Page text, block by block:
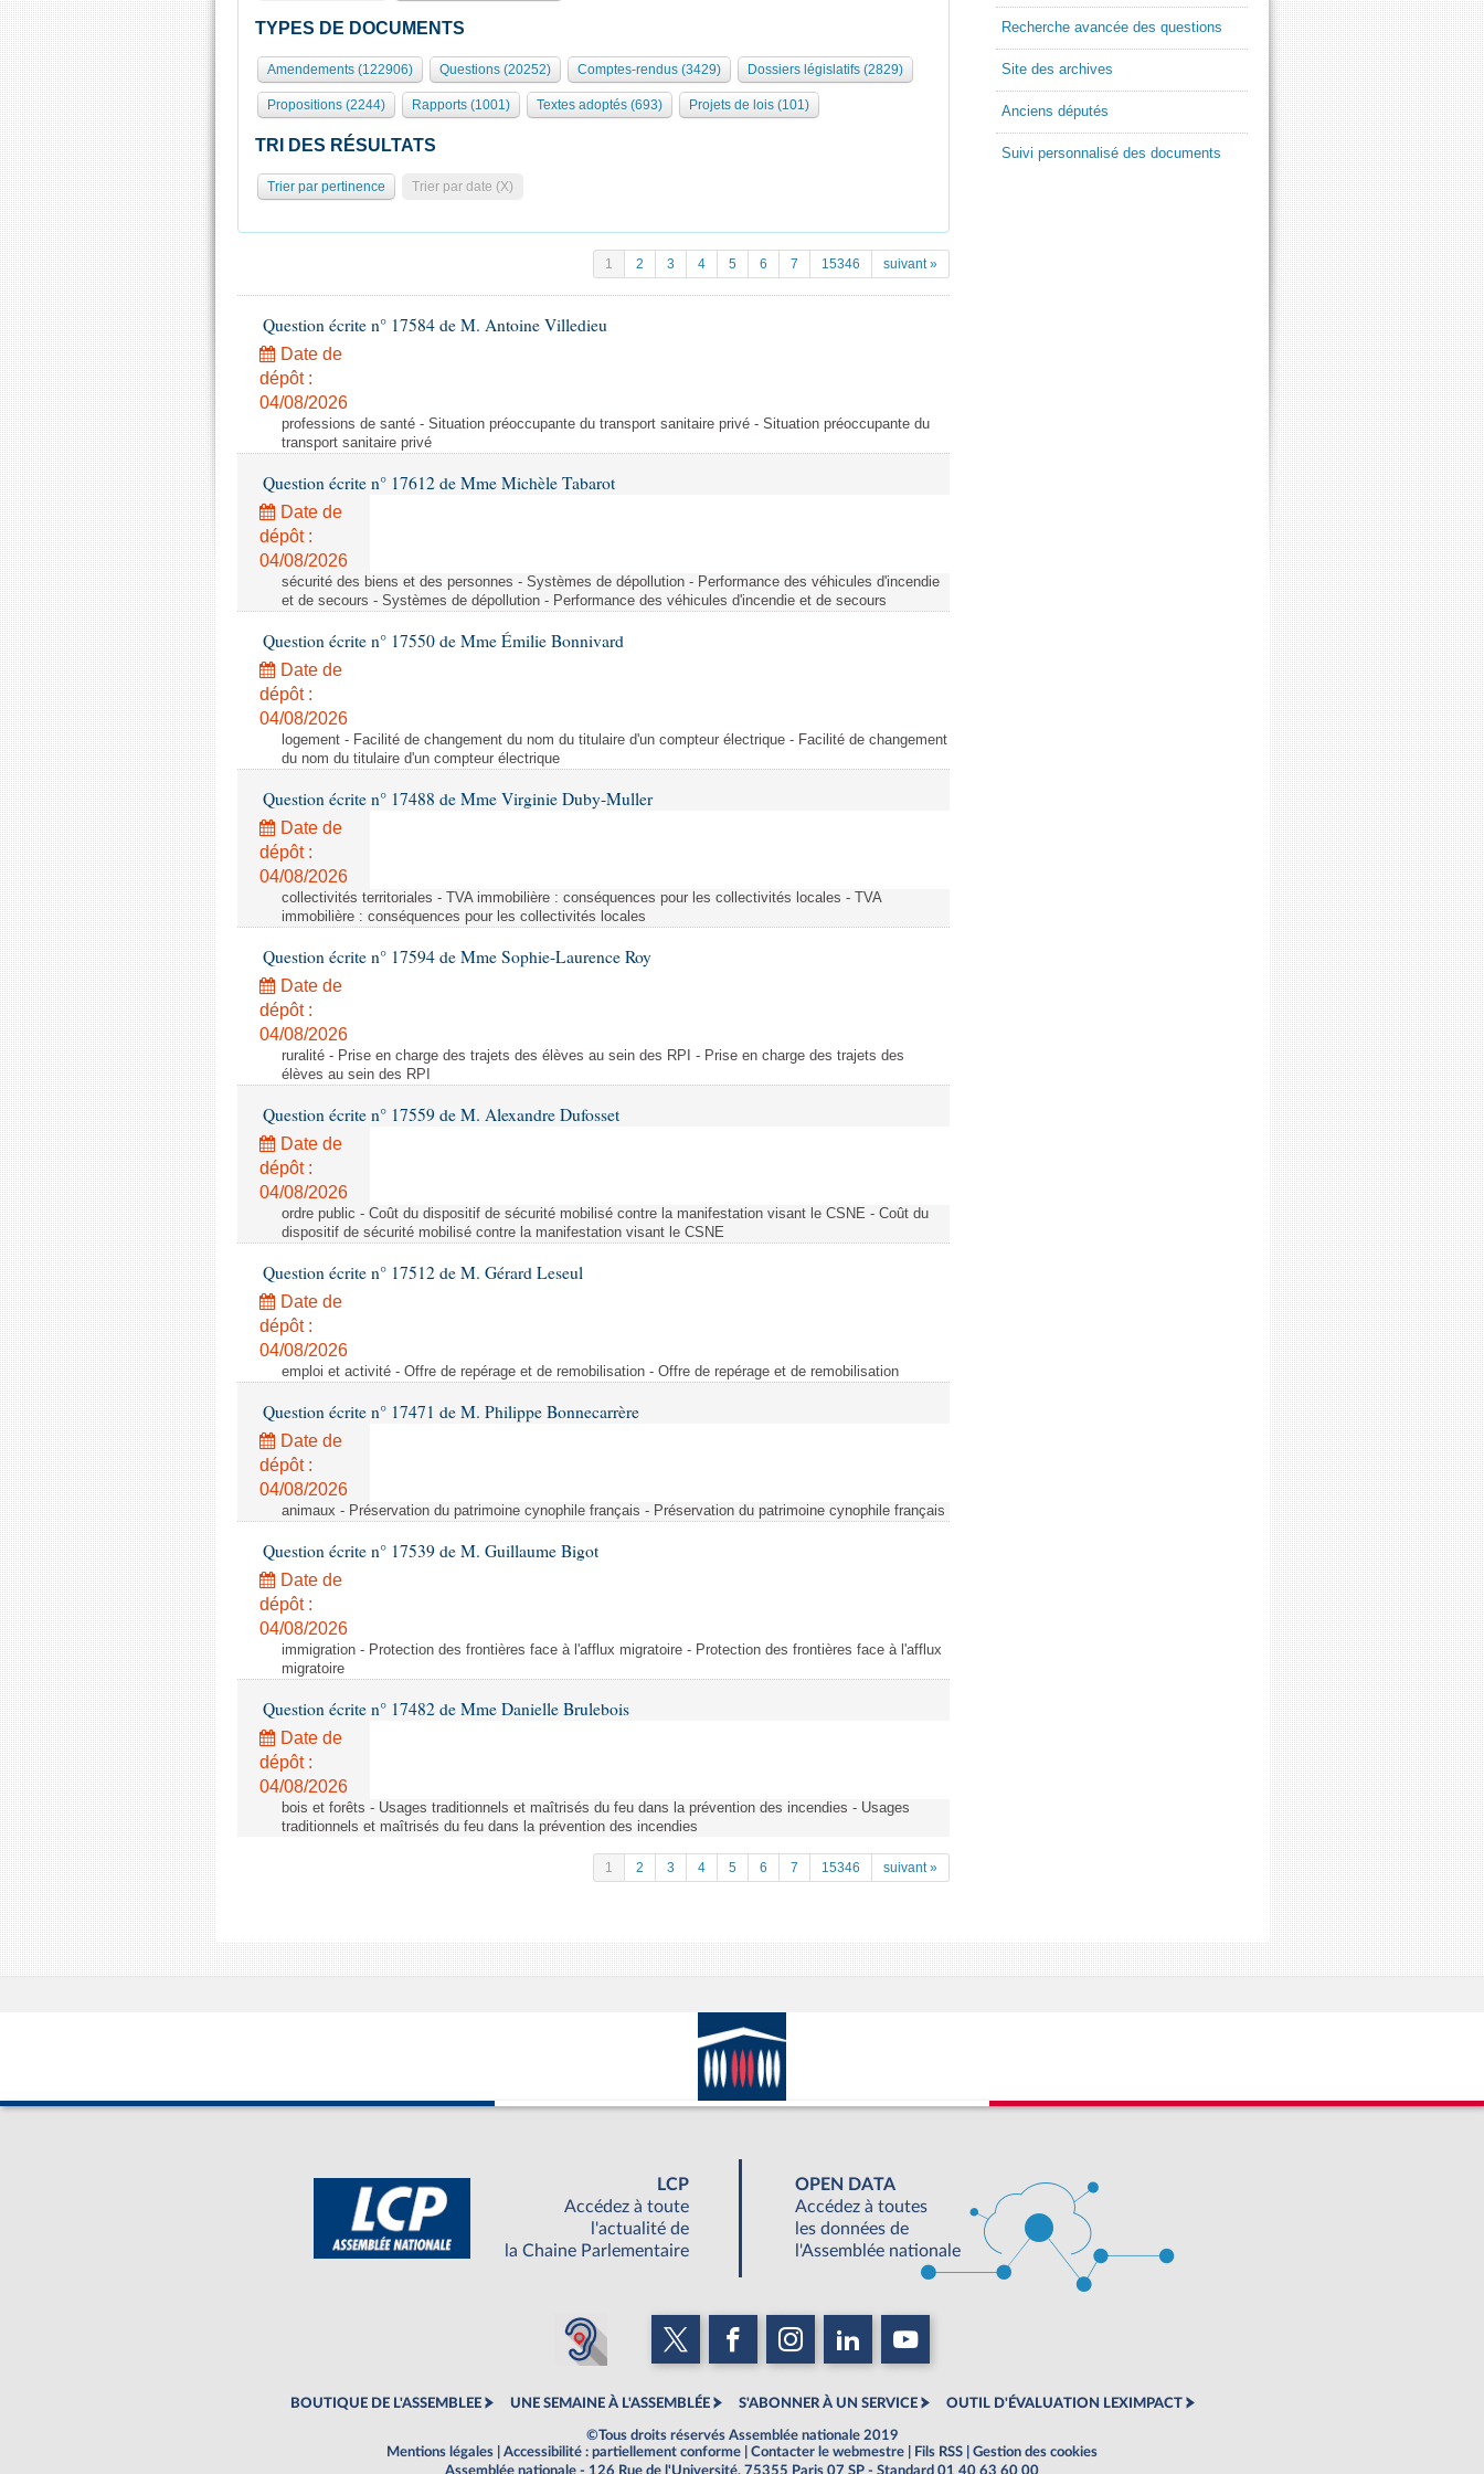
TYPES DE DOCUMENTS
Amendements (122906) Questions (20252) Comptes-rendus (3429) Dossiers législatifs (2829)
Propositions (2244) Rapports (1001) Textes adoptés (693) Projets de lois (101)
TRI DES RÉSULTATS
Trier par pertinence Trier par date (X)
1 2 3 4 5 6 7 15346 suivant »
Question écrite n° 17584 de M. Antoine Villedieu
Date de
dépôt :
04/08/2026
professions de santé - Situation préoccupante du transport sanitaire privé - Situation préoccupante du
transport sanitaire privé
Question écrite n° 17612 de Mme Michèle Tabarot
Date de
dépôt :
04/08/2026
sécurité des biens et des personnes - Systèmes de dépollution - Performance des véhicules d'incendie
et de secours - Systèmes de dépollution - Performance des véhicules d'incendie et de secours
Question écrite n° 17550 de Mme Émilie Bonnivard
Date de
dépôt :
04/08/2026
logement - Facilité de changement du nom du titulaire d'un compteur électrique - Facilité de changement
du nom du titulaire d'un compteur électrique
Question écrite n° 17488 de Mme Virginie Duby-Muller
Date de
dépôt :
04/08/2026
collectivités territoriales - TVA immobilière : conséquences pour les collectivités locales - TVA
immobilière : conséquences pour les collectivités locales
Question écrite n° 17594 de Mme Sophie-Laurence Roy
Date de
dépôt :
04/08/2026
ruralité - Prise en charge des trajets des élèves au sein des RPI - Prise en charge des trajets des
élèves au sein des RPI
Question écrite n° 17559 de M. Alexandre Dufosset
Date de
dépôt :
04/08/2026
ordre public - Coût du dispositif de sécurité mobilisé contre la manifestation visant le CSNE - Coût du
dispositif de sécurité mobilisé contre la manifestation visant le CSNE
Question écrite n° 17512 de M. Gérard Leseul
Date de
dépôt :
04/08/2026
emploi et activité - Offre de repérage et de remobilisation - Offre de repérage et de remobilisation
Question écrite n° 17471 de M. Philippe Bonnecarrère
Date de
dépôt :
04/08/2026
animaux - Préservation du patrimoine cynophile français - Préservation du patrimoine cynophile français
Question écrite n° 17539 de M. Guillaume Bigot
Date de
dépôt :
04/08/2026
immigration - Protection des frontières face à l'afflux migratoire - Protection des frontières face à l'afflux
migratoire
Question écrite n° 17482 de Mme Danielle Brulebois
Date de
dépôt :
04/08/2026
bois et forêts - Usages traditionnels et maîtrisés du feu dans la prévention des incendies - Usages
traditionnels et maîtrisés du feu dans la prévention des incendies
1 2 3 4 5 6 7 15346 suivant »
Recherche avancée des questions
Site des archives
Anciens députés
Suivi personnalisé des documents
LCP
Accédez à toute
l'actualité de
la Chaine Parlementaire
OPEN DATA
Accédez à toutes
les données de
l'Assemblée nationale
BOUTIQUE DE L'ASSEMBLEE UNE SEMAINE À L'ASSEMBLÉE S'ABONNER À UN SERVICE OUTIL D'ÉVALUATION LEXIMPACT
©Tous droits réservés Assemblée nationale 2019
Mentions légales
Accessibilité : partiellement conforme Contacter le webmestre Fils RSS
Gestion des cookies
Assemblée nationale - 126 Rue de l'Université, 75355 Paris 07 SP - Standard 01 40 63 60 00